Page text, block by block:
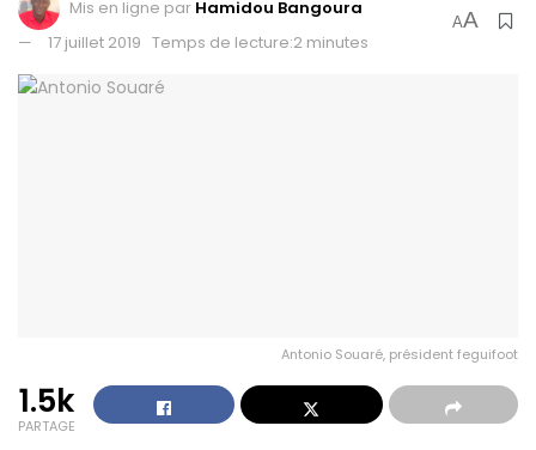
Mis en ligne par Hamidou Bangoura
17 juillet 2019 Temps de lecture:2 minutes
AA
Antonio Souaré, président feguifoot
1.5k
PARTAGE